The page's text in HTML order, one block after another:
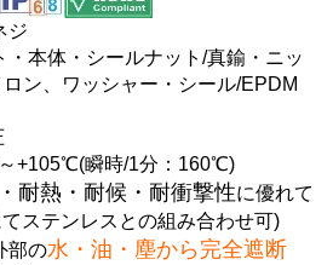
ジ
体・シールナット/真鍮・ニッ
ン、ワッシャー・シール/EPDM
瞬時/1分：160℃)
耐熱・耐候・耐衝撃性に優れて
ステンレスとの組み合わせ可)
部の水・油・塵から完全遮断